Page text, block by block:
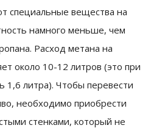
специальные вещества на
намного меньше, чем
Расход метана на
около 10-12 литров (это при
1,6 литра). Чтобы перевести
необходимо приобрести
стенками, который не